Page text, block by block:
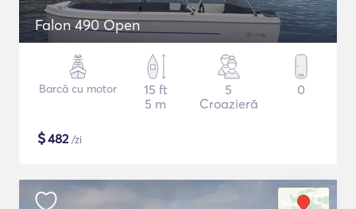
Falon 490 Open
Barcă cu motor
15 ft
5 m
5
Croazieră
0
$482/zi